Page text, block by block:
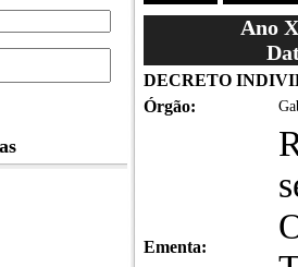
Ano
DECRETO
Órgão:
Ementa: